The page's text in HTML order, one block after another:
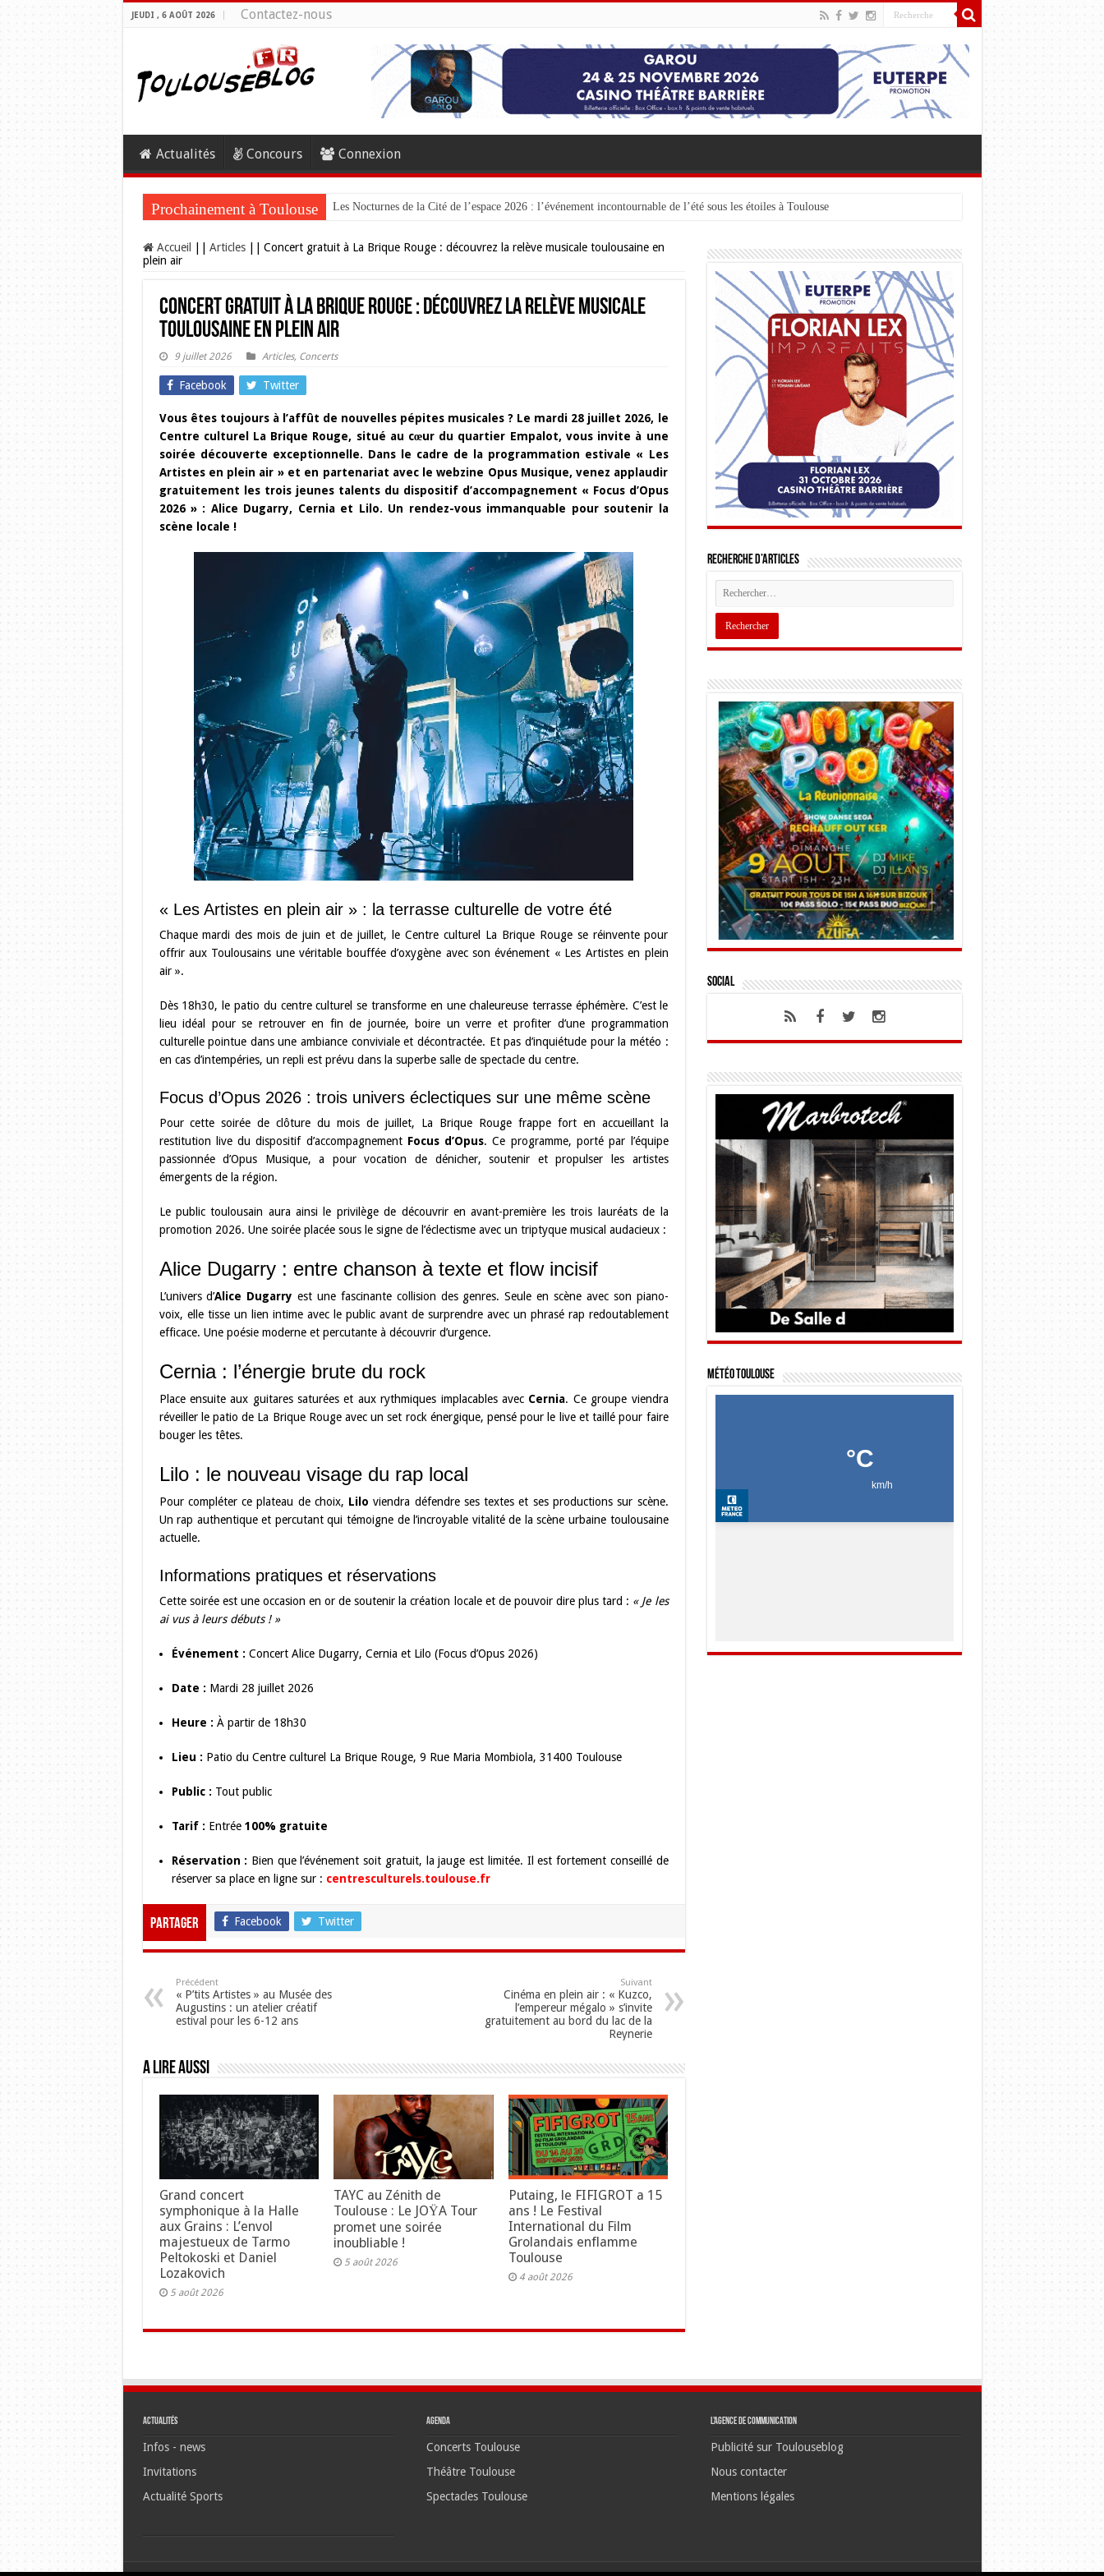
JEUDI , 6 AOÛT 2026 Contactez-nous
Actualités Concours Connexion
Prochainement à Toulouse Les Nocturnes de la Cité de l’espace 2026 : l’événement incontournable de l’été sous les étoiles à Toulouse
Accueil Articles
Concert gratuit à La Brique Rouge : découvrez la relève musicale toulousaine en
plein air
Concert gratuit à La Brique Rouge : découvrez la relève musicale
toulousaine en plein air
9 juillet 2026 Articles, Concerts
Facebook Twitter
Vous êtes toujours à l’affût de nouvelles pépites musicales ? Le mardi 28 juillet 2026, le
Centre culturel La Brique Rouge, situé au cœur du quartier Empalot, vous invite à une
soirée découverte exceptionnelle. Dans le cadre de la programmation estivale « Les
Artistes en plein air » et en partenariat avec le webzine Opus Musique, venez applaudir
gratuitement les trois jeunes talents du dispositif d’accompagnement « Focus d’Opus
2026 » : Alice Dugarry, Cernia et Lilo. Un rendez-vous immanquable pour soutenir la
scène locale !
« Les Artistes en plein air » : la terrasse culturelle de votre été
Chaque mardi des mois de juin et de juillet, le Centre culturel La Brique Rouge se réinvente pour
offrir aux Toulousains une véritable bouffée d’oxygène avec son événement « Les Artistes en plein
air ».
Dès 18h30, le patio du centre culturel se transforme en une chaleureuse terrasse éphémère. C’est le
lieu idéal pour se retrouver en fin de journée, boire un verre et profiter d’une programmation
culturelle pointue dans une ambiance conviviale et décontractée. Et pas d’inquiétude pour la météo :
en cas d’intempéries, un repli est prévu dans la superbe salle de spectacle du centre.
Focus d’Opus 2026 : trois univers éclectiques sur une même scène
Pour cette soirée de clôture du mois de juillet, La Brique Rouge frappe fort en accueillant la
restitution live du dispositif d’accompagnement Focus d’Opus. Ce programme, porté par l’équipe
passionnée d’Opus Musique, a pour vocation de dénicher, soutenir et propulser les artistes
émergents de la région.
Le public toulousain aura ainsi le privilège de découvrir en avant-première les trois lauréats de la
promotion 2026. Une soirée placée sous le signe de l’éclectisme avec un triptyque musical audacieux :
Alice Dugarry : entre chanson à texte et flow incisif
L’univers d’Alice Dugarry est une fascinante collision des genres. Seule en scène avec son piano-
voix, elle tisse un lien intime avec le public avant de surprendre avec un phrasé rap redoutablement
efficace. Une poésie moderne et percutante à découvrir d’urgence.
Cernia : l’énergie brute du rock
Place ensuite aux guitares saturées et aux rythmiques implacables avec Cernia. Ce groupe viendra
réveiller le patio de La Brique Rouge avec un set rock énergique, pensé pour le live et taillé pour faire
bouger les têtes.
Lilo : le nouveau visage du rap local
Pour compléter ce plateau de choix, Lilo viendra défendre ses textes et ses productions sur scène.
Un rap authentique et percutant qui témoigne de l’incroyable vitalité de la scène urbaine toulousaine
actuelle.
Informations pratiques et réservations
Cette soirée est une occasion en or de soutenir la création locale et de pouvoir dire plus tard : « Je les
ai vus à leurs débuts ! »
Événement : Concert Alice Dugarry, Cernia et Lilo (Focus d’Opus 2026)
Date : Mardi 28 juillet 2026
Heure : À partir de 18h30
Lieu : Patio du Centre culturel La Brique Rouge, 9 Rue Maria Mombiola, 31400 Toulouse
Public : Tout public
Tarif : Entrée 100% gratuite
Réservation : Bien que l’événement soit gratuit, la jauge est limitée. Il est fortement conseillé de
réserver sa place en ligne sur : centresculturels.toulouse.fr
Partager Facebook Twitter
Précédent
« P’tits Artistes » au Musée des
Augustins : un atelier créatif
estival pour les 6-12 ans
Suivant
Cinéma en plein air : « Kuzco,
l’empereur mégalo » s’invite
gratuitement au bord du lac de la
Reynerie
A lire aussi
Grand concert
symphonique à la Halle
aux Grains : L’envol
majestueux de Tarmo
Peltokoski et Daniel
Lozakovich
5 août 2026
TAYC au Zénith de
Toulouse : Le JOŸA Tour
promet une soirée
inoubliable !
5 août 2026
Putaing, le FIFIGROT a 15
ans ! Le Festival
International du Film
Grolandais enflamme
Toulouse
4 août 2026
Recherche d’articles
Social
Météo Toulouse
Actualités
Infos - news
Invitations
Actualité Sports
Agenda
Concerts Toulouse
Théâtre Toulouse
Spectacles Toulouse
L’agence de communication
Publicité sur Toulouseblog
Nous contacter
Mentions légales